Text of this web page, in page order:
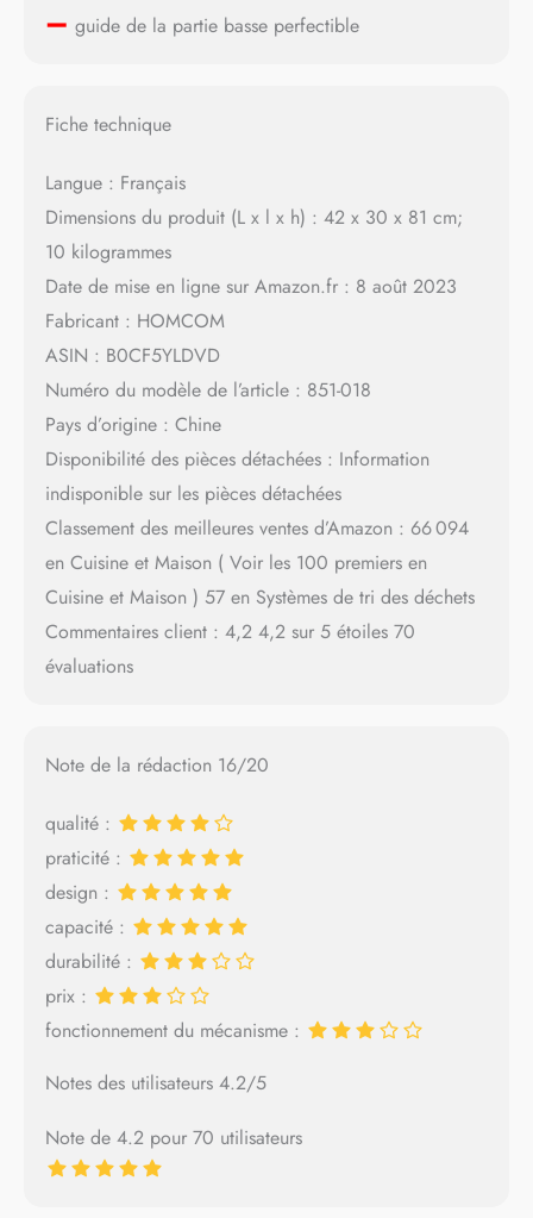
– guide de la partie basse perfectible
Fiche technique
Langue : Français
Dimensions du produit (L x l x h) : 42 x 30 x 81 cm;
10 kilogrammes
Date de mise en ligne sur Amazon.fr : 8 août 2023
Fabricant : HOMCOM
ASIN : B0CF5YLDVD
Numéro du modèle de l’article : 851-018
Pays d’origine : Chine
Disponibilité des pièces détachées : Information
indisponible sur les pièces détachées
Classement des meilleures ventes d’Amazon : 66 094
en Cuisine et Maison ( Voir les 100 premiers en
Cuisine et Maison ) 57 en Systèmes de tri des déchets
Commentaires client : 4,2 4,2 sur 5 étoiles 70
évaluations
Note de la rédaction 16/20
qualité :
praticité :
design :
capacité :
durabilité :
prix :
fonctionnement du mécanisme :
Notes des utilisateurs 4.2/5
Note de 4.2 pour 70 utilisateurs